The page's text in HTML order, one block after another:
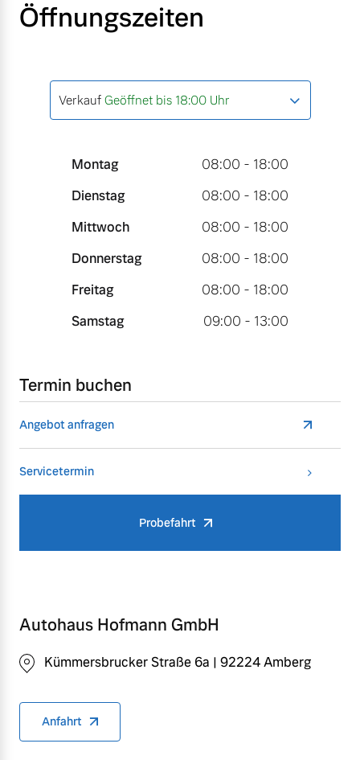
Öffnungszeiten
Verkauf Geöffnet bis 18:00 Uhr
Montag
08:00 - 18:00
Dienstag
08:00 - 18:00
Mittwoch
08:00 - 18:00
Donnerstag
08:00 - 18:00
Freitag
08:00 - 18:00
Samstag
09:00 - 13:00
Termin buchen
Angebot anfragen
Servicetermin
Probefahrt
Autohaus Hofmann GmbH
Kümmersbrucker Straße 6a | 92224 Amberg
Anfahrt